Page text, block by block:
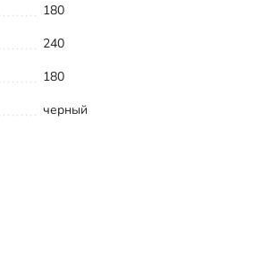
180
240
180
черный